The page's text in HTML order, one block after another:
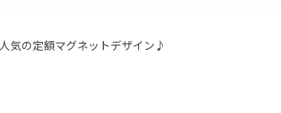
人気の定額マグネットデザイン♪